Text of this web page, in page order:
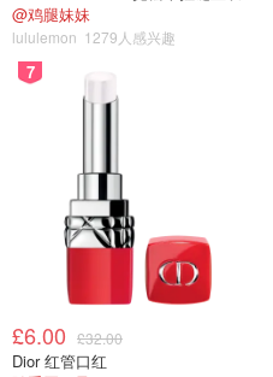
另外一个我认为非常重要的
能，在国外上学的小伙伴都
两般，喜欢的书籍在中亚上面
就便宜了很多，抛开这个不
@鸡腿妹妹
lululemon 1279人感兴趣
7
£6.00 £32.00
Dior 红管口红